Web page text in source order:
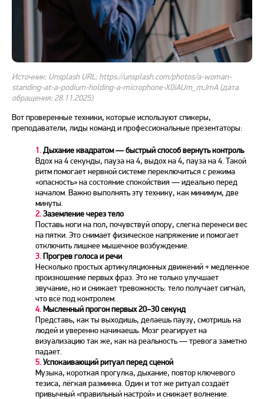
Источник: Unsplash URL: https://unsplash.com/photos/a-woman-
standing-at-a-podium-holding-a-microphone-X0iAUm_mJmA (дата
обращения: 28.11.2025)
Вот проверенные техники, которые используют спикеры,
преподаватели, лиды команд и профессиональные презентаторы:
1.Дыхание квадратом — быстрый способ вернуть контроль
Вдох на 4 секунды, пауза на 4, выдох на 4, пауза на 4. Такой
ритм помогает нервной системе переключиться с режима
«опасность» на состояние спокойствия — идеальноперед
началом. Важно выполнять эту технику, как минимум, две
минуты.
2.Заземление через тело
Поставь ноги на пол, почувствуй опору, слегка перенеси вес
на пятки. Это снимает физическое напряжение и помогает
отключить лишнее мышечное возбуждение.
3.Прогрев голоса иречи
Несколько простых артикуляционных движений + медленное
произношение первых фраз. Это не только улучшает
звучание, но и снижает тревожность: тело получает сигнал,
что всё под контролем.
4. Мысленный прогон первых 20–30 секунд
Представь, как ты выходишь, делаешь паузу, смотришь на
людейи уверенно начинаешь. Мозг реагирует на
визуализацию так же, как на реальность — тревога заметно
падает.
5.Успокаивающий ритуалпередсценой
Музыка, короткая прогулка, дыхание, повтор ключевого
тезиса, лёгкая разминка. Один и тот же ритуал создаёт
привычный «правильный настрой» и снижает волнение.